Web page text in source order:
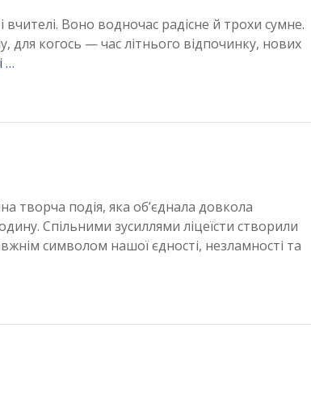
Воно водночас радісне й трохи сумне.
для когось — час літнього відпочинку, нових
…
творча подія, яка об’єднала довкола
Спільними зусиллями ліцеїсти створили
символом нашої єдності, незламності та